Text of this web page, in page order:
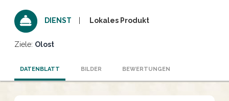
DIENST Lokales Produkt
Ziele: Olost
DATENBLATT BILDER BEWERTUNGEN